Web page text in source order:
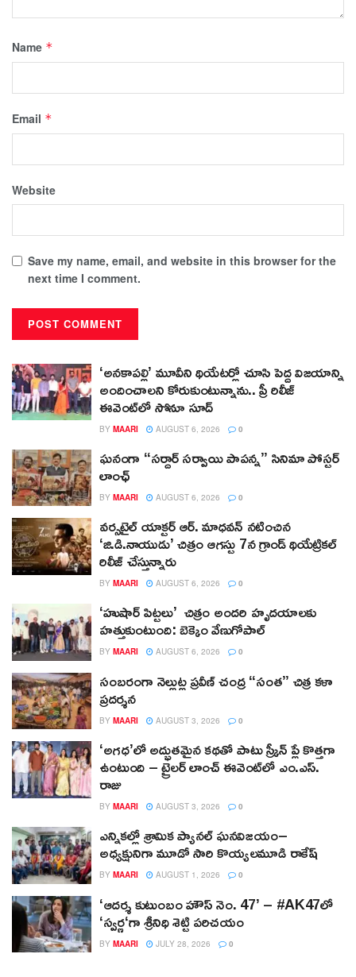
Name *
Email *
Website
Save my name, email, and website in this browser for the
next time I comment.
‘అనకాపల్లి’ మూవీని థియేటర్లో చూసి పెద్ద విజయాన్ని
అందించాలని కోరుకుంటున్నాను.. ప్రీ రిలీజ్
ఈవెంట్‌లో సోనూ సూద్
BY MAARI AUGUST 6, 2026 0
ఘనంగా “సర్దార్ సర్వాయి పాపన్న” సినిమా పోస్టర్
లాంఛ్
BY MAARI AUGUST 6, 2026 0
వర్సటైల్ యాక్టర్ ఆర్‌. మాధవన్‌ నటించిన
‘జి.డి.నాయుడు’ చిత్రం ఆగస్టు 7న గ్రాండ్ థియేట్రికల్
రిలీజ్ చేస్తున్నారు
BY MAARI AUGUST 6, 2026 0
‘హుషార్‌ పిట్టలు’ చిత్రం అందరి హృదయాలకు
హత్తుకుంటుంది: బెక్కెం వేణుగోపాల్‌
BY MAARI AUGUST 6, 2026 0
సంబరంగా నెల్లుట్ల ప్రవీణ్ చంద్ర “సంత” చిత్ర కళా
ప్రదర్శన
BY MAARI AUGUST 3, 2026 0
‘అగధ’లో అద్భుతమైన కథతో పాటు స్క్రీన్ ప్లే కొత్తగా
ఉంటుంది – ట్రైలర్ లాంచ్ ఈవెంట్‌లో ఎం.ఎస్.
రాజు
BY MAARI AUGUST 3, 2026 0
ఎన్నికల్లో శ్రామిక ప్యానల్‌ ఘనవిజయం–
అధ్యక్షునిగా మూడో సారి కొయ్యలమూడి రాకేష్‌
BY MAARI AUGUST 1, 2026 0
‘ఆదర్శ కుటుంబం హౌస్ నెం. 47’ – #AK47లో
‘స్వర్ణ‘గా శ్రీనిధి శెట్టి పరిచయం
BY MAARI JULY 28, 2026 0